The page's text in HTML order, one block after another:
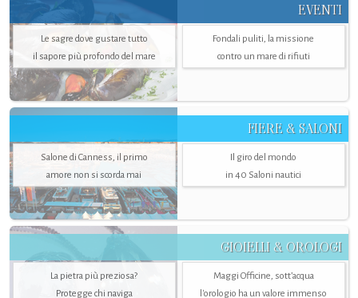
EVENTI
Le sagre dove gustare tutto
il sapore più profondo del mare
Fondali puliti, la missione
contro un mare di rifiuti
FIERE & SALONI
Salone di Canness, il primo
amore non si scorda mai
Il giro del mondo
in 40 Saloni nautici
GIOIELLI & OROLOGI
La pietra più preziosa?
Protegge chi naviga
Maggi Officine, sott’acqua
l'orologio ha un valore immenso